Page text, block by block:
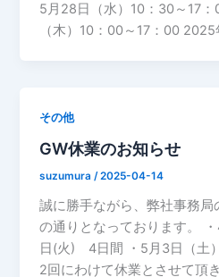
5月28日（水）10：30～17
（木）10：00～17：00
その他
GW休業のお知らせ
suzumura/2025-04-14
誠に勝手ながら、弊社事務
の通りとなっております。
日(火) 4日間 ・5月3日（土
2回にわけて休業とさせて頂